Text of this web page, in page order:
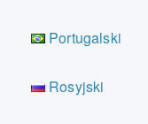
Portugalski
Rosyjski